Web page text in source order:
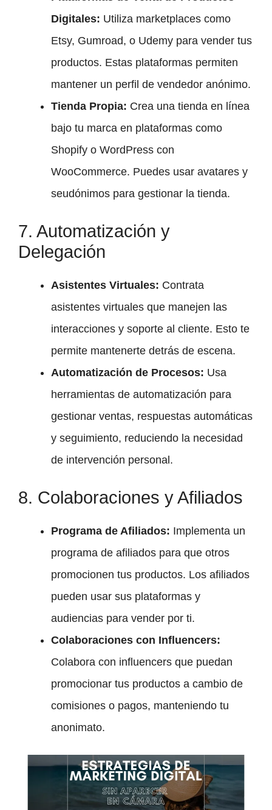
Digitales: Utiliza marketplaces como
Etsy, Gumroad, o Udemy para vender tus
productos. Estas plataformas permiten
mantener un perfil de vendedor anónimo.
Tienda Propia: Crea una tienda en línea
bajo tu marca en plataformas como
Shopify o WordPress con
WooCommerce. Puedes usar avatares y
seudónimos para gestionar la tienda.
7. Automatización y
Delegación
Asistentes Virtuales: Contrata
asistentes virtuales que manejen las
interacciones y soporte al cliente. Esto te
permite mantenerte detrás de escena.
Automatización de Procesos: Usa
herramientas de automatización para
gestionar ventas, respuestas automáticas
y seguimiento, reduciendo la necesidad
de intervención personal.
8. Colaboraciones y Afiliados
Programa de Afiliados: Implementa un
programa de afiliados para que otros
promocionen tus productos. Los afiliados
pueden usar sus plataformas y
audiencias para vender por ti.
Colaboraciones con Influencers:
Colabora con influencers que puedan
promocionar tus productos a cambio de
comisiones o pagos, manteniendo tu
anonimato.